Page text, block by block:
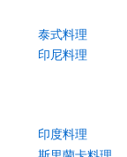
泰式料理
印尼料理
印度料理